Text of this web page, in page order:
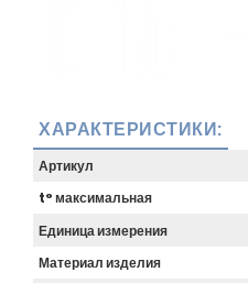
ХАРАКТЕРИСТИКИ:
Артикул
t° максимальная
Единица измерения
Материал изделия